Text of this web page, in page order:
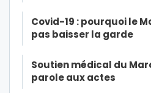
Covid-19 : pourquoi le
pas baisser la garde
Soutien médical du
parole aux actes